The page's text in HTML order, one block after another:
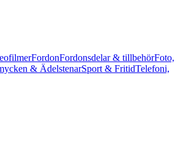
FordonFordonsdelar & tillbehörFoto,
& ÄdelstenarSport & FritidTelefoni,